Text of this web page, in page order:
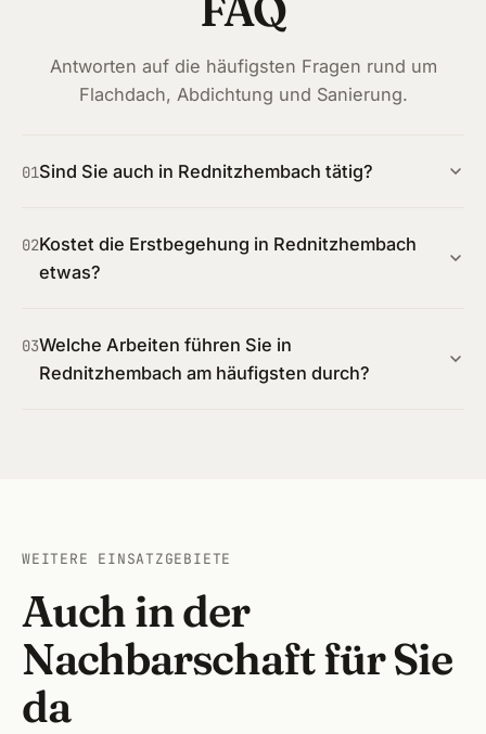
Antworten auf die häufigsten Fragen rund um
Flachdach, Abdichtung und Sanierung.
01Sind Sie auch in Rednitzhembach tätig?
02Kostet die Erstbegehung in Rednitzhembach
etwas?
03Welche Arbeiten führen Sie in
Rednitzhembach am häufigsten durch?
WEITERE EINSATZGEBIETE
Auch in der
Nachbarschaft für Sie
da